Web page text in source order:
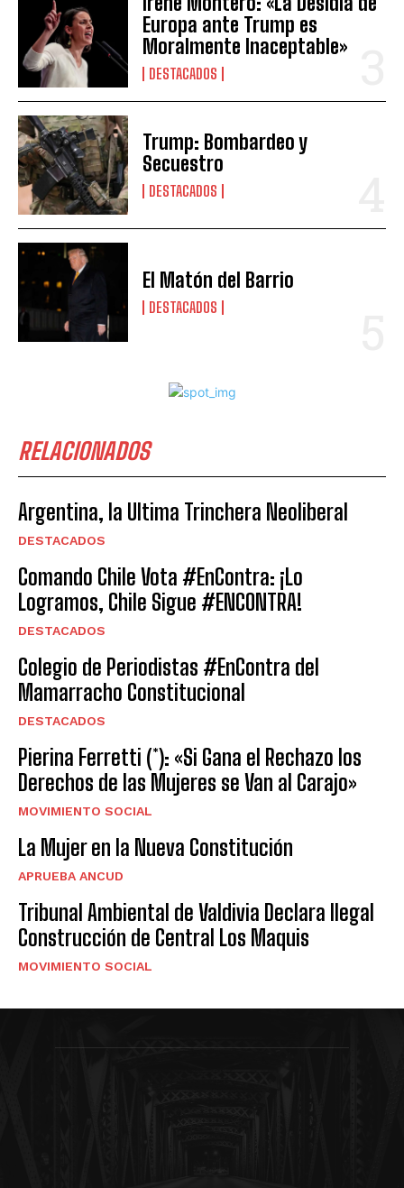
Europa ante Trump es
Moralmente Inaceptable»
DESTACADOS
Trump: Bombardeo y
Secuestro
DESTACADOS
El Matón del Barrio
DESTACADOS
RELACIONADOS
Argentina, la Ultima Trinchera Neoliberal
DESTACADOS
Comando Chile Vota #EnContra: ¡Lo
Logramos, Chile Sigue #ENCONTRA!
DESTACADOS
Colegio de Periodistas #EnContra del
Mamarracho Constitucional
DESTACADOS
Pierina Ferretti (*): «Si Gana el Rechazo los
Derechos de las Mujeres se Van al Carajo»
MOVIMIENTO SOCIAL
La Mujer en la Nueva Constitución
APRUEBA ANCUD
Tribunal Ambiental de Valdivia Declara Ilegal
Construcción de Central Los Maquis
MOVIMIENTO SOCIAL